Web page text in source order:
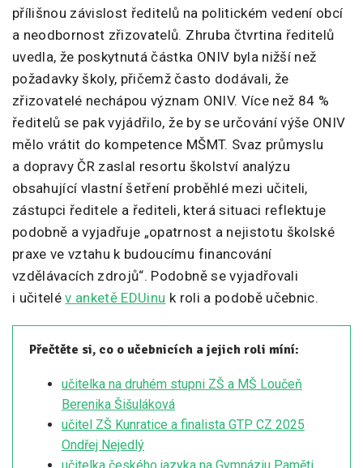
přílišnou závislost ředitelů na politickém vedení obcí
a neodbornost zřizovatelů. Zhruba čtvrtina ředitelů
uvedla, že poskytnutá částka ONIV byla nižší než
požadavky školy, přičemž často dodávali, že
zřizovatelé nechápou význam ONIV. Více než 84 %
ředitelů se pak vyjádřilo, že by se určování výše ONIV
mělo vrátit do kompetence MŠMT. Svaz průmyslu
a dopravy ČR zaslal resortu školství analýzu
obsahující vlastní šetření proběhlé mezi učiteli,
zástupci ředitele a řediteli, která situaci reflektuje
podobně a vyjadřuje „opatrnost a nejistotu školské
praxe ve vztahu k budoucímu financování
vzdělávacích zdrojů“. Podobně se vyjadřovali
i učitelév anketě EDUinu k roli a podobě učebnic.
Přečtěte si, co o učebnicích a jejich roli míní:
učitelka na druhém stupni ZŠ a MŠ Loučeň
Berenika Šišuláková
učitel ZŠ Kunratice a finalista GTP CZ 2025
Ondřej Nejedlý